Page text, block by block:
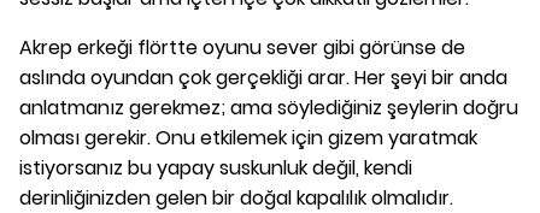
Akrep erkeği flörtte oyunu sever gibi görünse de
aslında oyundan çok gerçekliği arar. Her şeyi bir anda
anlatmanız gerekmez; ama söylediğiniz şeylerin doğru
olması gerekir. Onu etkilemek için gizem yaratmak
istiyorsanız bu yapay suskunluk değil, kendi
derinliğinizden gelen bir doğal kapalılık olmalıdır.